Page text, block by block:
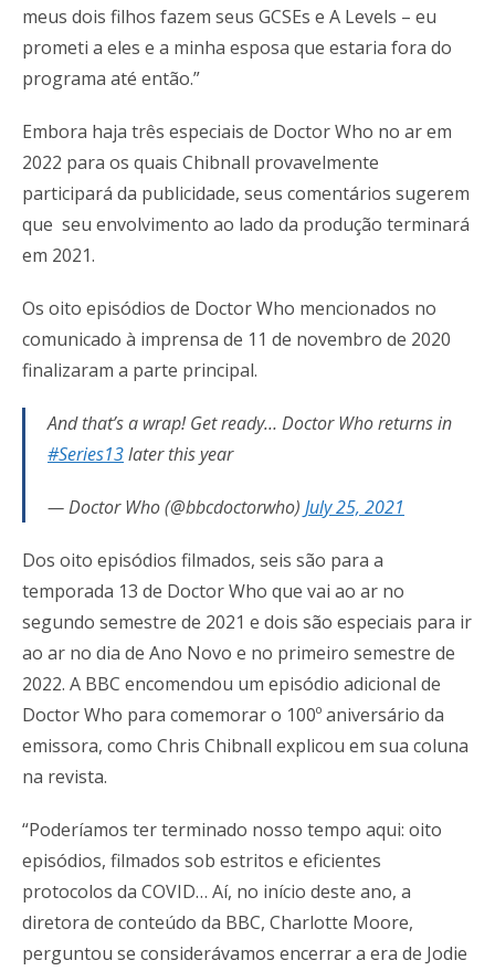
meus dois filhos fazem seus GCSEs e A Levels – eu
prometi a eles e a minha esposa que estaria fora do
programa até então.”
Embora haja três especiais de Doctor Who no ar em
2022 para os quais Chibnall provavelmente
participará da publicidade, seus comentários sugerem
que seu envolvimento ao lado da produção terminará
em 2021.
Os oito episódios de Doctor Who mencionados no
comunicado à imprensa de 11 de novembro de 2020
finalizaram a parte principal.
And that’s a wrap! Get ready… Doctor Who returns in
#Series13later this year
— Doctor Who (@bbcdoctorwho) July 25, 2021
Dos oito episódios filmados, seis são para a
temporada 13 de Doctor Who que vai ao ar no
segundo semestre de 2021 e dois são especiais para ir
ao ar no dia de Ano Novo e no primeiro semestre de
2022. A BBC encomendou um episódio adicional de
Doctor Who para comemorar o 100º aniversário da
emissora, como Chris Chibnall explicou em sua coluna
na revista.
“Poderíamos ter terminado nosso tempo aqui: oito
episódios, filmados sob estritos e eficientes
protocolos da COVID… Aí, no início deste ano, a
diretora de conteúdo da BBC, Charlotte Moore,
perguntou se considerávamos encerrar a era de Jodie